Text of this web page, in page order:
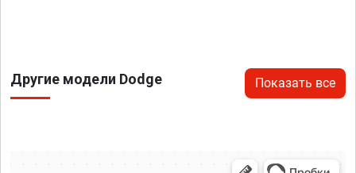
Другие модели Dodge Показать все